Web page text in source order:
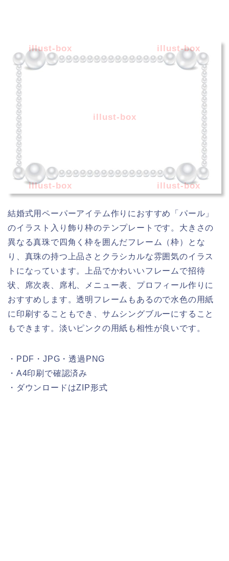
illust-box
illust-box illust-box
illust-box illust-box
結婚式用ペーパーアイテム作りにおすすめ「パール」
のイラスト入り飾り枠のテンプレートです。大きさの
異なる真珠で四角く枠を囲んだフレーム（枠）とな
り、真珠の持つ上品さとクラシカルな雰囲気のイラス
トになっています。上品でかわいいフレームで招待
状、席次表、席札、メニュー表、プロフィール作りに
おすすめします。透明フレームもあるので水色の用紙
に印刷することもでき、サムシングブルーにすること
もできます。淡いピンクの用紙も相性が良いです。
・PDF・JPG・透過PNG
・A4印刷で確認済み
・ダウンロードはZIP形式